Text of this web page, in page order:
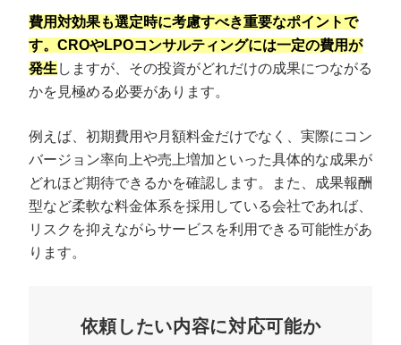
費用対効果も選定時に考慮すべき重要なポイントで
す。CROやLPOコンサルティングには一定の費用が
発生 しますが、その投資がどれだけの成果につながる
かを見極める必要があります。
例えば、初期費用や月額料金だけでなく、実際にコン
バージョン率向上や売上増加といった具体的な成果が
どれほど期待できるかを確認します。また、成果報酬
型など柔軟な料金体系を採用している会社であれば、
リスクを抑えながらサービスを利用できる可能性があ
ります。
依頼したい内容に対応可能か